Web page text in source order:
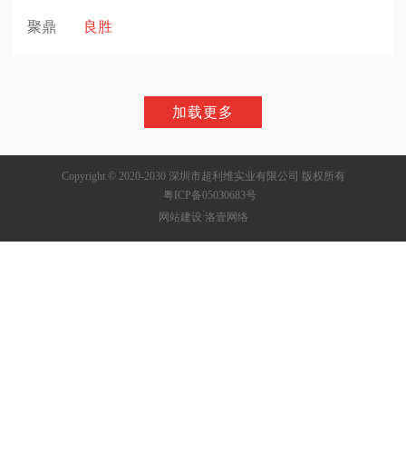
聚鼎 良胜
加载更多
Copyright © 2020-2030 深圳市超利维实业有限公司 版权所有
粤ICP备05030683号
网站建设:洛壹网络